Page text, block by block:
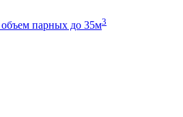
объем парных до 35м3